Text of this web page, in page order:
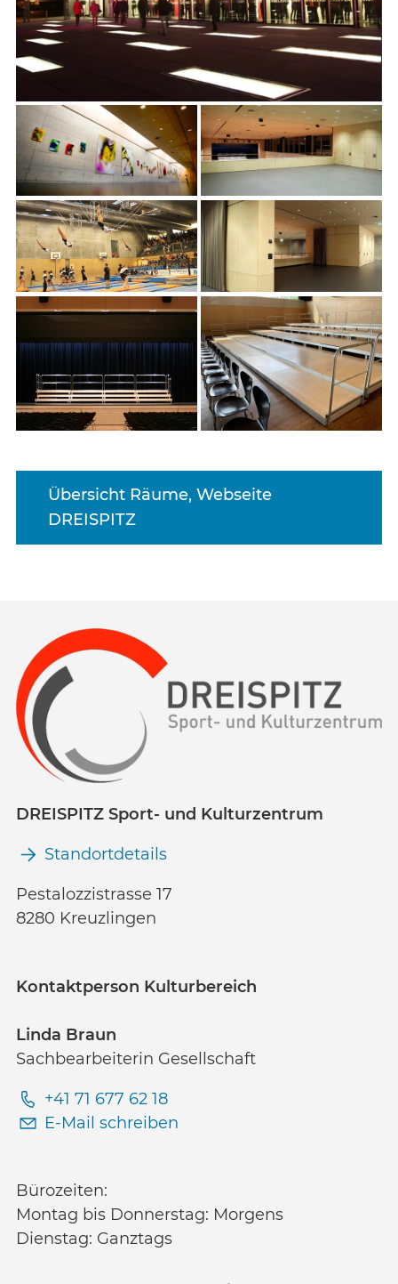
Übersicht Räume, Webseite
DREISPITZ
DREISPITZ Sport- und Kulturzentrum
Standortdetails
Pestalozzistrasse 17
8280 Kreuzlingen
Kontaktperson Kulturbereich
Linda Braun
Sachbearbeiterin Gesellschaft
+41 71 677 62 18
E-Mail schreiben
Bürozeiten:
Montag bis Donnerstag: Morgens
Dienstag: Ganztags